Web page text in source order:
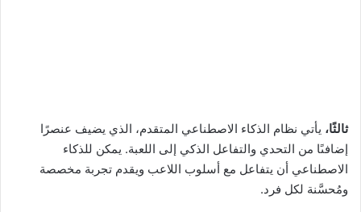
ثالثًا، يأتي نظام الذكاء الاصطناعي المتقدم، الذي يضيف عنصرًا
إضافىًا من التحدي والتفاعل الذكي إلى اللعبة. يمكن للذكاء
الاصطناعي أن يتفاعل مع أسلوب اللاعب ويقدم تجربة مخصصة
ومُحسَّنة لكل فرد.